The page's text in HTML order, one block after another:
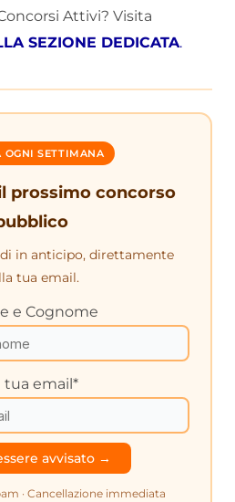
Attivi? Visita
SEZIONE DEDICATA.
OGNI SETTIMANA
prossimo concorso
in anticipo, direttamente
tua email.
e Cognome
tua email*
· Cancellazione immediata